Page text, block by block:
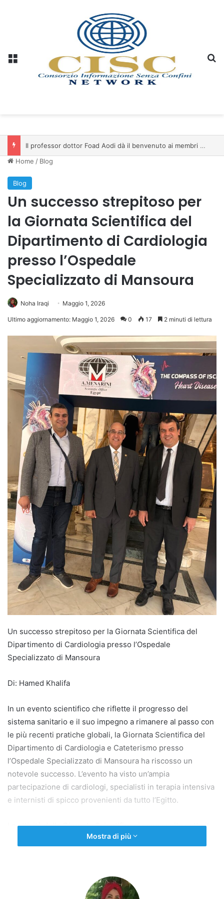
Il professor dottor Foad Aodi dà il benvenuto ai membri del Comitato per le Scienze delle Piramidi e le Scienze Archeologiche…
Home / Blog
Blog
Un successo strepitoso per
la Giornata Scientifica del
Dipartimento di Cardiologia
presso l’Ospedale
Specializzato di Mansoura
Noha Iraqi Maggio 1, 2026
Ultimo aggiornamento: Maggio 1, 2026 0 17 2 minuti di lettura
Un successo strepitoso per la Giornata Scientifica del
Dipartimento di Cardiologia presso l’Ospedale
Specializzato di Mansoura
Di: Hamed Khalifa
In un evento scientifico che riflette il progresso del
sistema sanitario e il suo impegno a rimanere al passo con
le più recenti pratiche globali, la Giornata Scientifica del
Dipartimento di Cardiologia e Cateterismo presso
l’Ospedale Specializzato di Mansoura ha riscosso un
notevole successo. L’evento ha visto un’ampia
partecipazione di cardiologi, specialisti in terapia intensiva
e internisti di spicco provenienti da tutto l’Egitto.
Le attività della Giornata Scientifica si sono svolte sotto il
generoso patrocinio della Professoressa Dott.ssa Maha
Direttore dell’Ospedale Specializzato di Mansoura, a
sottolineare il supporto dei leader del settore sanitario alle
Mostra di più